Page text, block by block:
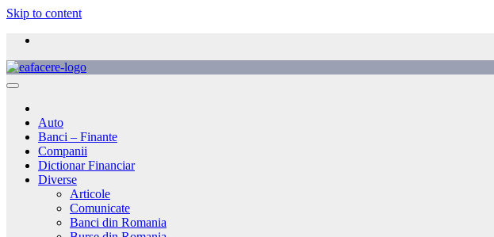
Skip to content
Auto
Banci – Finante
Companii
Dictionar Financiar
Diverse
Articole
Comunicate
Banci din Romania